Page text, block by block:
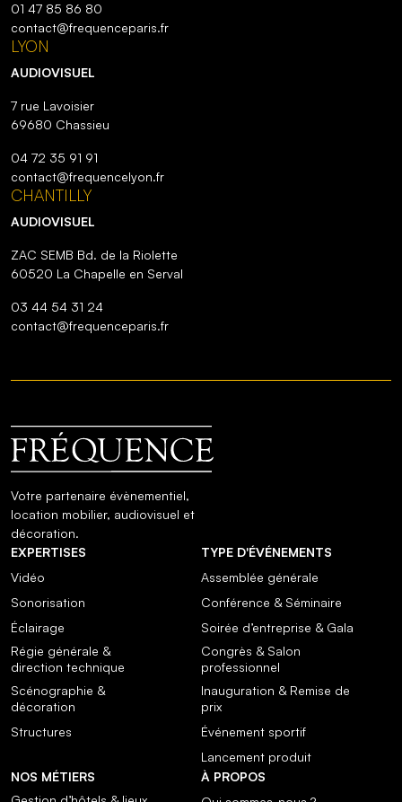
01 47 85 86 80
contact@frequenceparis.fr
LYON
AUDIOVISUEL
7 rue Lavoisier
69680 Chassieu
04 72 35 91 91
contact@frequencelyon.fr
CHANTILLY
AUDIOVISUEL
ZAC SEMB Bd. de la Riolette
60520 La Chapelle en Serval
03 44 54 31 24
contact@frequenceparis.fr
Votre partenaire évènementiel,
location mobilier, audiovisuel et
décoration.
EXPERTISES
Vidéo
Sonorisation
Éclairage
Régie générale &
direction technique
Scénographie &
décoration
Structures
TYPE D'ÉVÉNEMENTS
Assemblée générale
Conférence & Séminaire
Soirée d’entreprise & Gala
Congrès & Salon
professionnel
Inauguration & Remise de
prix
Événement sportif
Lancement produit
NOS MÉTIERS
À PROPOS